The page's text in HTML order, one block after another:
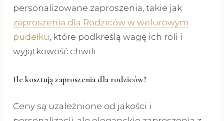
personalizowane zaproszenia, takie jak
zaproszenia dla Rodziców w welurowym
pudełku , które podkreślą wagę ich roli i
wyjątkowość chwili.
Ile kosztują zaproszenia dla rodziców?
Ceny są uzależnione od jakości i